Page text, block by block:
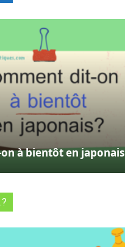
à bientôt en japonais